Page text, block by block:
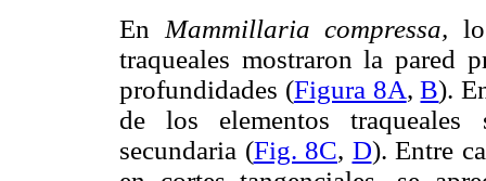
En Mammillaria compressa,
traqueales mostraron la pared
profundidades (Figura 8A,B).
de los elementos traqueales
secundaria (Fig. 8C, D). Entre